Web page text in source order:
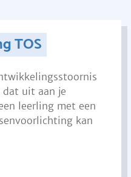
TOS
dat uit aan je
leerling met een
kan